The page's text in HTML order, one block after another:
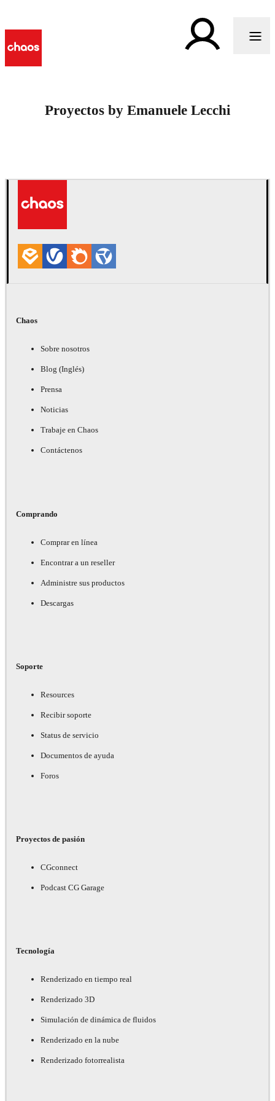
Proyectos by Emanuele Lecchi
Chaos
Sobre nosotros
Blog (Inglés)
Prensa
Noticias
Trabaje en Chaos
Contáctenos
Comprando
Comprar en línea
Encontrar a un reseller
Administre sus productos
Descargas
Soporte
Resources
Recibir soporte
Status de servicio
Documentos de ayuda
Foros
Proyectos de pasión
CGconnect
Podcast CG Garage
Tecnología
Renderizado en tiempo real
Renderizado 3D
Simulación de dinámica de fluidos
Renderizado en la nube
Renderizado fotorrealista